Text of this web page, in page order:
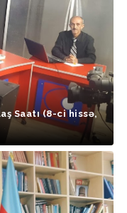
Saatı (8-ci hissə,